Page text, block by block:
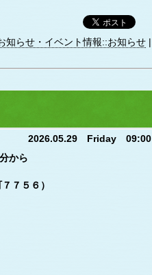
知らせ・イベント情報::お知らせ |
2026.05.29 Friday 09:00
から
７５６）